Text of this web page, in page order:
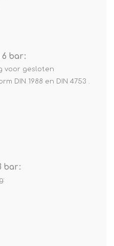
6 bar:
voor gesloten
DIN 1988 en DIN 4753 .
bar: